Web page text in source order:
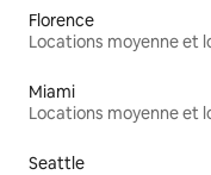
Florence
Miami
Seattle